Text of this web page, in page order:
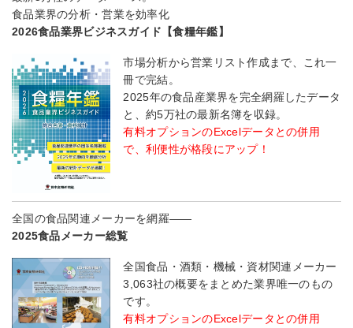
食品業界の分析・営業を効率化
2026食品業界ビジネスガイド【食糧年鑑】
市場分析から営業リスト作成まで、これ一
冊で完結。
2025年の食品産業界を完全網羅したデータ
と、約5万社の最新名簿を収録。
有料オプションのExcelデータとの併用
で、利便性が格段にアップ！
全国の食品関連メーカーを網羅――
2025食品メーカー総覧
全国食品・酒類・機械・資材関連メーカー
3,063社の概要をまとめた業界唯一のもの
です。
有料オプションのExcelデータとの併用